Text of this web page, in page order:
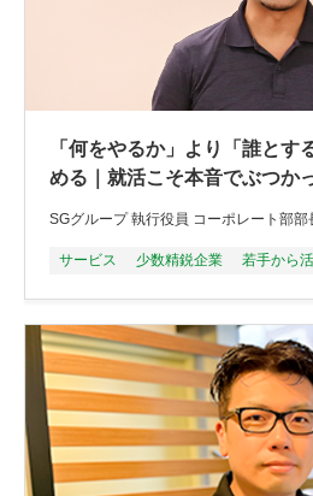
「何をやるか」より「誰とす
める｜就活こそ本音でぶつか
SGグループ 執行役員 コーポレート部部
サービス 少数精鋭企業 若手から